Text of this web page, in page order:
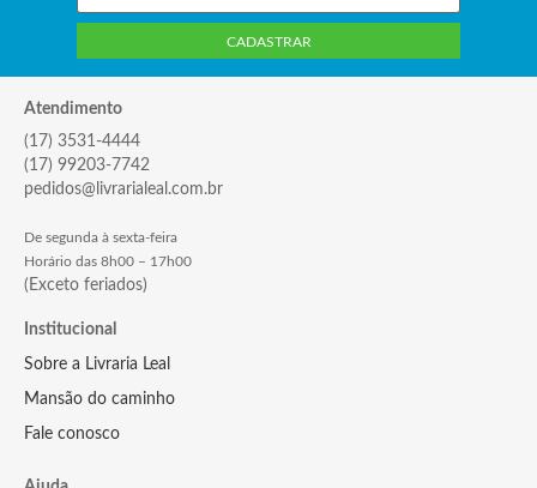
CADASTRAR
Atendimento
(17) 3531-4444
(17) 99203-7742
pedidos@livrarialeal.com.br
De segunda à sexta-feira
Horário das 8h00 – 17h00
(Exceto feriados)
Institucional
Sobre a Livraria Leal
Mansão do caminho
Fale conosco